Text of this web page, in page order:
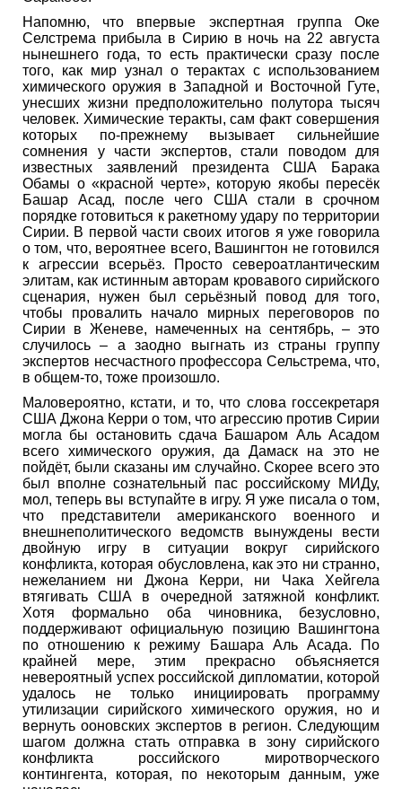
Напомню, что впервые экспертная группа Оке
Селстрема прибыла в Сирию в ночь на 22 августа
нынешнего года, то есть практически сразу после
того, как мир узнал о терактах с использованием
химического оружия в Западной и Восточной Гуте,
унесших жизни предположительно полутора тысяч
человек. Химические теракты, сам факт совершения
которых по-прежнему вызывает сильнейшие
сомнения у части экспертов, стали поводом для
известных заявлений президента США Барака
Обамы о «красной черте», которую якобы пересёк
Башар Асад, после чего США стали в срочном
порядке готовиться к ракетному удару по территории
Сирии. В первой части своих итогов я уже говорила
о том, что, вероятнее всего, Вашингтон не готовился
к агрессии всерьёз. Просто североатлантическим
элитам, как истинным авторам кровавого сирийского
сценария, нужен был серьёзный повод для того,
чтобы провалить начало мирных переговоров по
Сирии в Женеве, намеченных на сентябрь, – это
случилось – а заодно выгнать из страны группу
экспертов несчастного профессора Сельстрема, что,
в общем-то, тоже произошло.
Маловероятно, кстати, и то, что слова госсекретаря
США Джона Керри о том, что агрессию против Сирии
могла бы остановить сдача Башаром Аль Асадом
всего химического оружия, да Дамаск на это не
пойдёт, были сказаны им случайно. Скорее всего это
был вполне сознательный пас российскому МИДу,
мол, теперь вы вступайте в игру. Я уже писала о том,
что представители американского военного и
внешнеполитического ведомств вынуждены вести
двойную игру в ситуации вокруг сирийского
конфликта, которая обусловлена, как это ни странно,
нежеланием ни Джона Керри, ни Чака Хейгела
втягивать США в очередной затяжной конфликт.
Хотя формально оба чиновника, безусловно,
поддерживают официальную позицию Вашингтона
по отношению к режиму Башара Аль Асада. По
крайней мере, этим прекрасно объясняется
невероятный успех российской дипломатии, которой
удалось не только инициировать программу
утилизации сирийского химического оружия, но и
вернуть ооновских экспертов в регион. Следующим
шагом должна стать отправка в зону сирийского
конфликта российского миротворческого
контингента, которая, по некоторым данным, уже